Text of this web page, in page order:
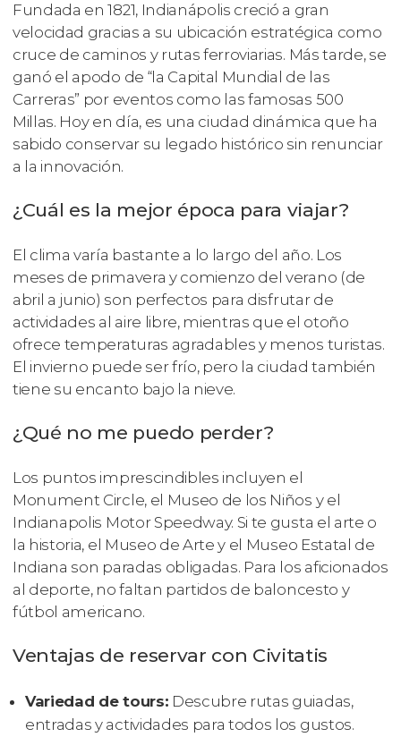
Fundada en 1821, Indianápolis creció a gran
velocidad gracias a su ubicación estratégica como
cruce de caminos y rutas ferroviarias. Más tarde, se
ganó el apodo de “la Capital Mundial de las
Carreras” por eventos como las famosas 500
Millas. Hoy en día, es una ciudad dinámica que ha
sabido conservar su legado histórico sin renunciar
a la innovación.
¿Cuál es la mejor época para viajar?
El clima varía bastante a lo largo del año. Los
meses de primavera y comienzo del verano (de
abril a junio) son perfectos para disfrutar de
actividades al aire libre, mientras que el otoño
ofrece temperaturas agradables y menos turistas.
El invierno puede ser frío, pero la ciudad también
tiene su encanto bajo la nieve.
¿Qué no me puedo perder?
Los puntos imprescindibles incluyen el
Monument Circle, el Museo de los Niños y el
Indianapolis Motor Speedway. Si te gusta el arte o
la historia, el Museo de Arte y el Museo Estatal de
Indiana son paradas obligadas. Para los aficionados
al deporte, no faltan partidos de baloncesto y
fútbol americano.
Ventajas de reservar con Civitatis
Variedad de tours: Descubre rutas guiadas,
entradas y actividades para todos los gustos.